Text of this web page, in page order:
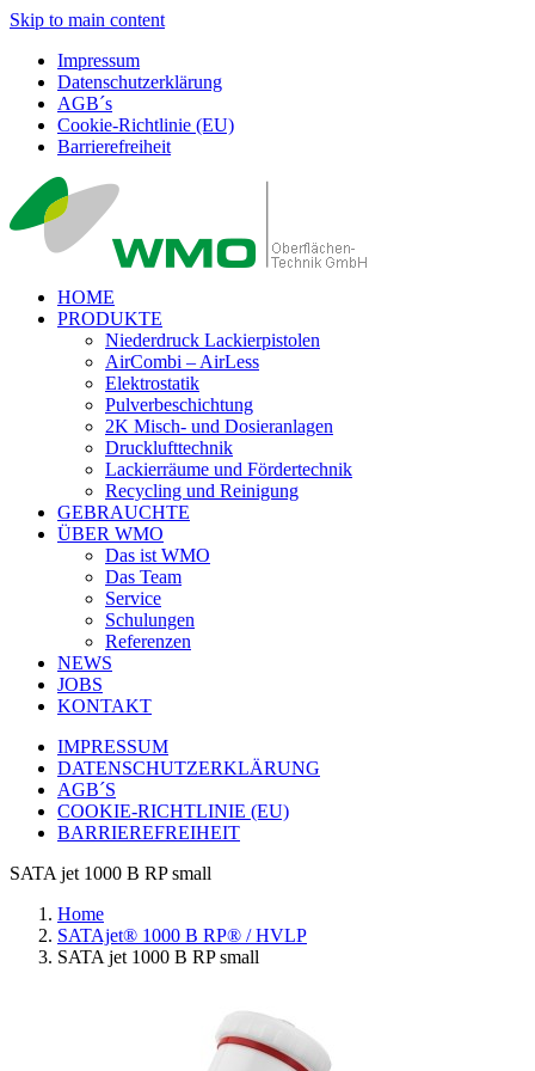
Skip to main content
Impressum
Datenschutzerklärung
AGB´s
Cookie-Richtlinie (EU)
Barrierefreiheit
HOME
PRODUKTE
Niederdruck Lackierpistolen
AirCombi – AirLess
Elektrostatik
Pulverbeschichtung
2K Misch- und Dosieranlagen
Drucklufttechnik
Lackierräume und Fördertechnik
Recycling und Reinigung
GEBRAUCHTE
ÜBER WMO
Das ist WMO
Das Team
Service
Schulungen
Referenzen
NEWS
JOBS
KONTAKT
IMPRESSUM
DATENSCHUTZERKLÄRUNG
AGB´S
COOKIE-RICHTLINIE (EU)
BARRIEREFREIHEIT
SATA jet 1000 B RP small
Home
SATAjet® 1000 B RP® / HVLP
SATA jet 1000 B RP small